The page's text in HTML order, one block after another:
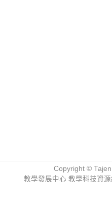
Copyright ©
教學發展中心 教學科技資